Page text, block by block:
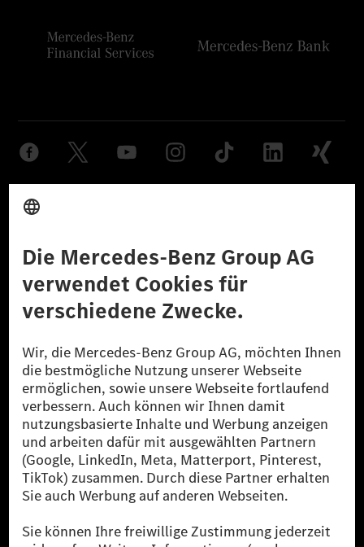
© 2026 Mercedes-Benz Group AG. Alle Rechte vorbehalten.
reduzierte CO₂-Emissionen bei der Mercedes-Benz Group durch
zertifizierte Ausgleichsprojekte kompensiert werden.
[2] Renewable Charging ist ein integraler Bestandteil von MB.CHARGE
Public in Europa, den USA, Kanada und China. Sofern an der jeweiligen
Ladestation noch kein Strom aus erneuerbaren Energien vorliegt,
verwendet Renewable Charging Grünstromzertifikate*. Diese stellen
sicher, dass für Ladevorgänge über MB.CHARGE Public eine äquivalente
Strommenge aus erneuerbaren Energien ins Stromnetz eingespeist wird.
Sie stammen ausschließlich aus Wind- und Solarkraftanlagen, die jünger
als sechs Jahre sind.
* Inkl. EKOenergy Ökolabel
* Die angegebenen Werte wurden nach dem vorgeschriebenen
Messverfahren WLTP (Worldwide harmonised Light vehicles Test